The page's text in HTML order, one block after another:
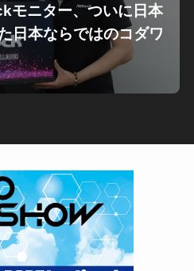
モニター、ついに日本
日本ならではのコダワ